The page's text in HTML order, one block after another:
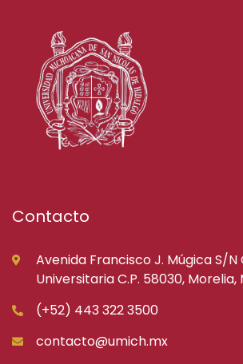
Contacto
Avenida Francisco J. Múgica S/N
Universitaria C.P. 58030,
(+52) 443 322 3500
contacto@umich.mx